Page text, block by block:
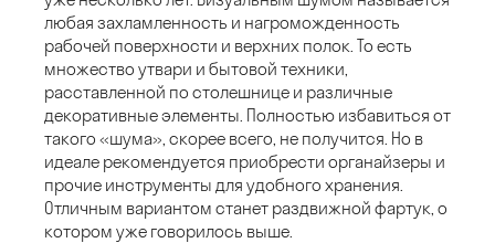
любая захламленность и нагроможденность
рабочей поверхности и верхних полок. То есть
множество утвари и бытовой техники,
расставленной по столешнице и различные
декоративные элементы. Полностью избавиться от
такого «шума», скорее всего, не получится. Но в
идеале рекомендуется приобрести органайзеры и
прочие инструменты для удобного хранения.
Отличным вариантом станет раздвижной фартук, о
котором уже говорилось выше.